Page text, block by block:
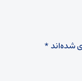
شده‌اند*